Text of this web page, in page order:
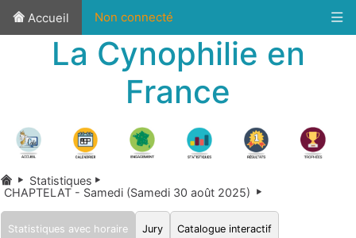
Accueil Non connecté
La Cynophilie en
France
Statistiques
CHAPTELAT - Samedi (Samedi 30 août 2025)
Statistiques avec horaire Jury Catalogue interactif